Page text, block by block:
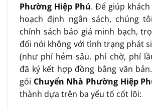
Phường Hiệp Phú. Để giúp
hoạch định ngân sách, chúng
chính sách báo giá minh bạch,
đối nói không với tình trạng phát
(như phí hẻm sâu, phí chờ, phí
đã ký kết hợp đồng bằng văn
gói Chuyển Nhà Phường Hiệp
thành dựa trên ba yếu tố cốt lõi: